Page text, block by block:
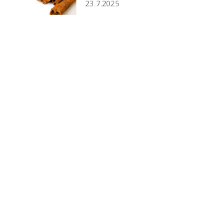
23.7.2025